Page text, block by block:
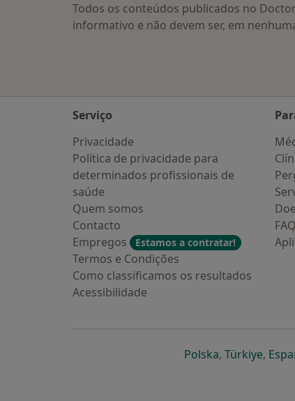
Todos os conteúdos publicados no
informativo e não devem ser, em
Serviço
Privacidade
Política de privacidade para
determinados profissionais de
saúde
Quem somos
Contacto
Empregos
Estamos a contratar!
Termos e Condições
Como classificamos os resultados
Acessibilidade
FAQ
Polskaabre num
, Türkiyeabre
,